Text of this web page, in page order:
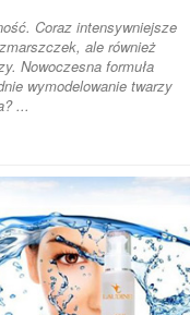
Coraz intensywniejsze
ale również
Nowoczesna formuła
wymodelowanie twarzy
...